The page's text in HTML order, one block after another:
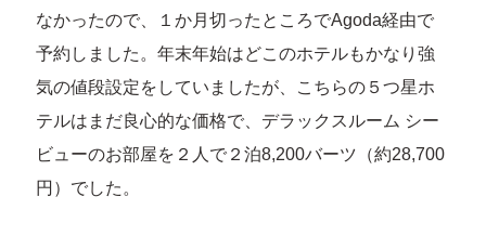
なかったので、１か月切ったところでAgoda経由で
予約しました。年末年始はどこのホテルもかなり強
気の値段設定をしていましたが、こちらの５つ星ホ
テルはまだ良心的な価格で、デラックスルーム シー
ビューのお部屋を２人で２泊8,200バーツ（約28,700
円）でした。